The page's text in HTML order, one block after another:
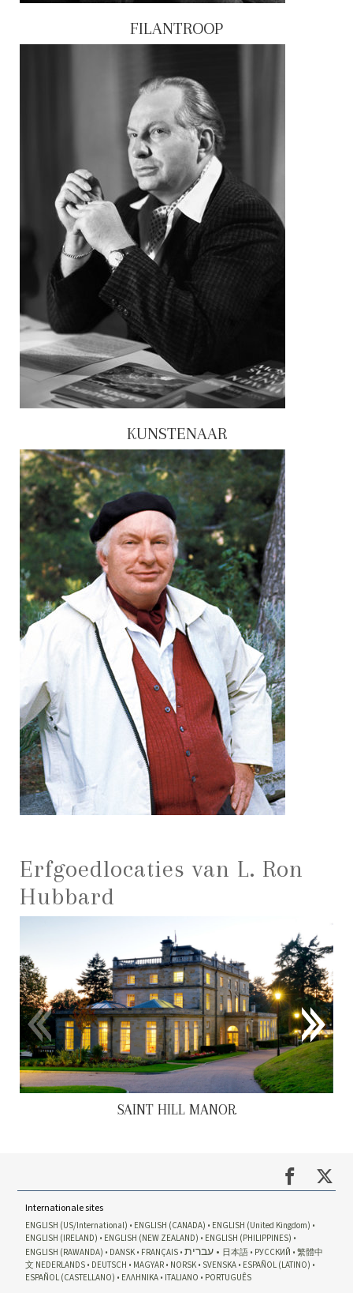
FILANTROOP
KUNSTENAAR
Erfgoedlocaties van L. Ron
Hubbard
SAINT HILL MANOR
Internationale sites
ENGLISH (US/International) ENGLISH (CANADA)
ENGLISH (United Kingdom)
ENGLISH (IRELAND)
ENGLISH (NEW ZEALAND)
ENGLISH (PHILIPPINES)
ENGLISH (RAWANDA)
DANSK FRANÇAIS עברית 日本語 РУССКИЙ
繁體中
文 NEDERLANDS DEUTSCH MAGYAR NORSK SVENSKA ESPAÑOL (LATINO)
ESPAÑOL (CASTELLANO)
ΕΛΛΗΝΙΚA ITALIANO PORTUGUÊS